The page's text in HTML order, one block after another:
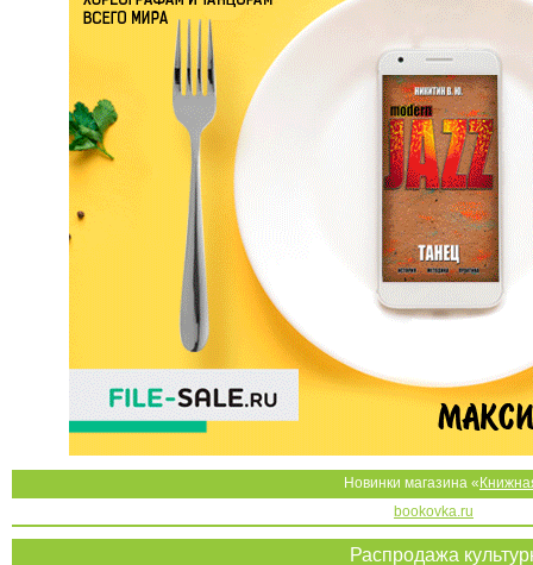
Новинки магазина «
bookovka.ru
Распродажа